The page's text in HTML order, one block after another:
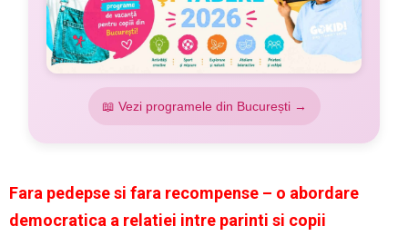
📖 Vezi programele din București →
Fara pedepse si fara recompense – o abordare
democratica a relatiei intre parinti si copii